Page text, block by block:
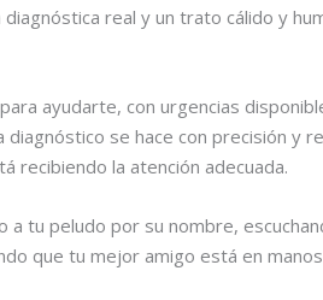
real y un trato cálido y
ayudarte, con urgencias
se hace con precisión y
recibiendo la atención adecuada.
a tu peludo por su nombre,
que tu mejor amigo está en